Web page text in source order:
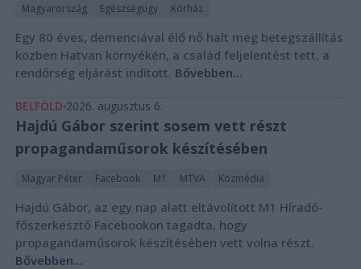
Magyarország Egészségügy Kórház
Egy 80 éves, demenciával élő nő halt meg betegszállítás
közben Hatvan környékén, a család feljelentést tett, a
rendőrség eljárást indított. Bővebben...
BELFÖLD 2026. augusztus 6.
Hajdú Gábor szerint sosem vett részt
propagandaműsorok készítésében
Magyar Péter Facebook M1 MTVA Közmédia
Hajdú Gábor, az egy nap alatt eltávolított M1 Híradó-
főszerkesztő Facebookon tagadta, hogy
propagandaműsorok készítésében vett volna részt.
Bővebben...